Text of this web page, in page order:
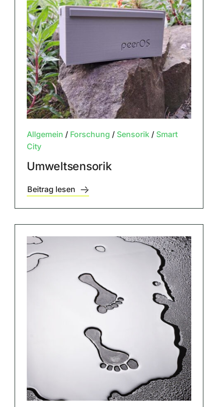
Allgemein / Forschung / Sensorik/ Smart
City
Umweltsensorik
Beitrag lesen